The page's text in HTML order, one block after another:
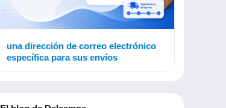
una dirección de correo electrónico
específica para sus envíos